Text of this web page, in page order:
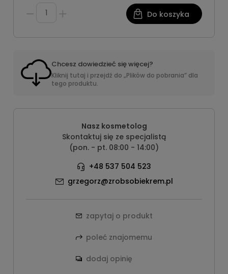
Do koszyka
Chcesz dowiedzieć się więcej?
Kliknij tutaj i przejdź do „Plików do pobrania” dla
tego produktu.
Nasz kosmetolog
Skontaktuj się ze specjalistą
(pon. - pt. 08:00 - 14:00)
+48 537 504 523
grzegorz@zrobsobiekrem.pl
zapytaj o produkt
poleć znajomemu
dodaj opinię